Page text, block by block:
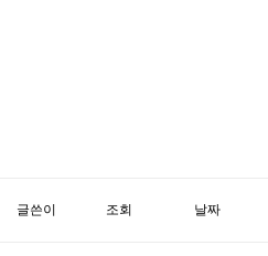
글쓴이 조회 날짜